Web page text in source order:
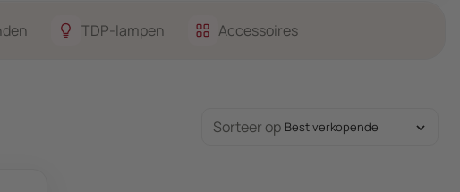
TDP-lampen Accessoires
Sorteer op